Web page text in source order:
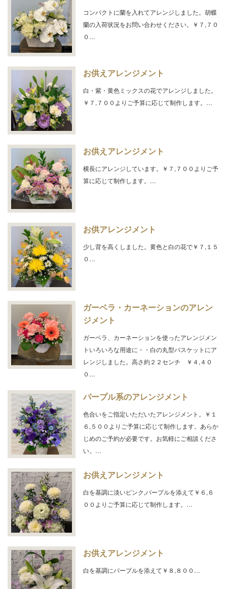
コンパクトに蘭を入れてアレンジしました。胡蝶
蘭の入荷状況をお問い合わせください。￥７,７０
０…
お供えアレンジメント
白・紫・黄色ミックスの花でアレンジしました。
￥７,７００よりご予算に応じて制作します。…
お供えアレンジメント
横長にアレンジしています。￥７,７００よりご予
算に応じて制作します。…
お供アレンジメント
少し背を高くしました。黄色と白の花で￥７,１５
０…
ガーベラ・カーネーションのアレン
ジメント
ガーベラ、カーネーションを使ったアレンジメン
トいろいろな用途に・・白の丸型バスケットにア
レンジしました。高さ約２２センチ ￥４,４０
０…
パープル系のアレンジメント
色合いをご指定いただいたアレンジメント。￥１
６,５００よりご予算に応じて制作します。あらか
じめのご予約が必要です。お気軽にご相談くださ
い。…
お供えアレンジメント
白を基調に淡いピンク,パープルを添えて￥６,６
００よりご予算に応じて制作します。…
お供えアレンジメント
白を基調にパープルを添えて￥８,８００…